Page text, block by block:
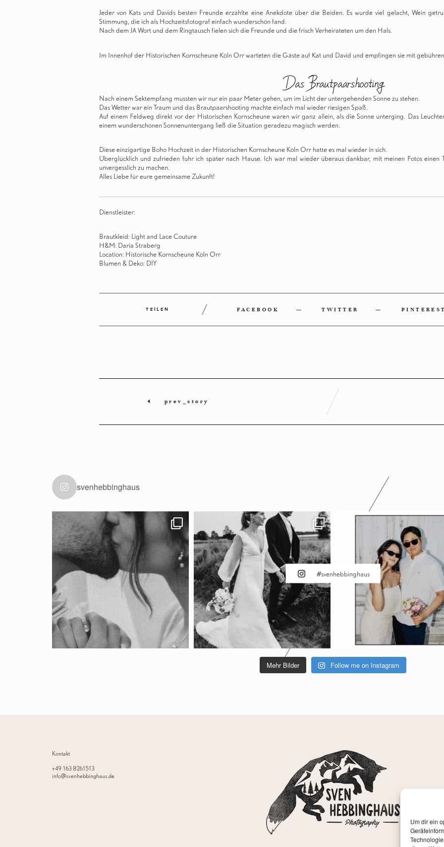
Um dir ein
Jeder von Kats und Davids besten Freunde erzählte eine Anekdote über die Beiden. Es wurde viel gelacht, Wein
Stimmung, die ich als Hochzeitsfotograf einfach wunderschön fand.
Nach dem JA Wort und dem Ringtausch fielen sich die Freunde und die frisch Verheirateten um den Hals.
Im Innenhof der Historischen Kornscheune Köln Orr warteten die Gäste auf Kat und David und empfingen sie mit
Das Brautpaarshooting
Nach einem Sektempfang mussten wir nur ein paar Meter gehen, um im Licht der untergehenden Sonne zu stehen.
Das Wetter war ein Traum und das Brautpaarshooting machte einfach mal wieder riesigen Spaß.
Auf einem Feldweg direkt vor der Historischen Kornscheune waren wir ganz allein, als die Sonne unterging. Das
einem wunderschönen Sonnenuntergang ließ die Situation geradezu magisch werden.
Diese einzigartige Boho Hochzeit in der Historischen Kornscheune Köln Orr hatte es mal wieder in sich.
Überglücklich und zufrieden fuhr ich später nach Hause. Ich war mal wieder überaus dankbar, mit meinen Fotos einen
unvergesslich zu machen.
Alles Liebe für eure gemeinsame Zukunft!
Dienstleister:
Brautkleid: Light and Lace Couture
H&M: Daria Straberg
Location: Historische Kornscheune Köln Orr
Blumen & Deko: DIY
TEILEN FACEBOOK TWITTER PINTEREST
prev_story
#svenhebbinghaus
svenhebbinghaus
Mehr Bilder Follow me on Instagram
Kontakt
+49 163 8261513
info@svenhebbinghaus.de